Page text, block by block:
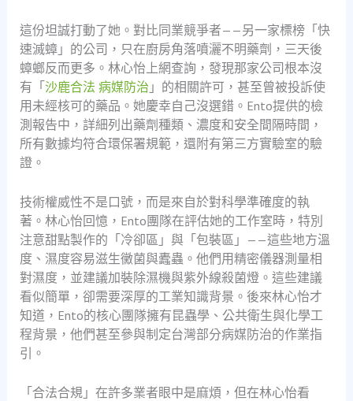
這份坦誠打動了她。對比同業競爭者——另一家標榜「快
速滅蟑」的公司，只在廚房角落噴灑不明藥劑，三天後
蟑螂反而更多。林心怡上網查詢，發現那家公司根本沒
有「 沙鹿合法 病媒防治 」的相關許可，甚至曾被投訴使
用未經核可的藥品。她慶幸自己沒選錯。Ento提供的檢
測報告中，詳細列出藥劑種類、濃度和安全間隔時間，
所有數據均符合環保署規範，還附有第三方實驗室的驗
證。
技術權威性不是口號，而是來自於對科學準確度的執
著。林心怡回憶，Ento團隊在評估她的工作室時，特別
注意甜點製作的「冷卻區」與「包裝區」——這些地方溫
度、濕度容易滋生黴菌與蠹蟲。他們用精密儀器測量相
對濕度，並建議加裝除濕機與紫外線殺菌燈。這些建議
看似簡單，卻需要深厚的工業知識背景。後來林心怡才
知道，Ento的核心團隊擁有昆蟲學、公共衛生與化學工
程背景，他們甚至參與制定台灣部分病媒防治的作業指
引。
「合法合規」在許多業者眼中是麻煩，但在林心怡看